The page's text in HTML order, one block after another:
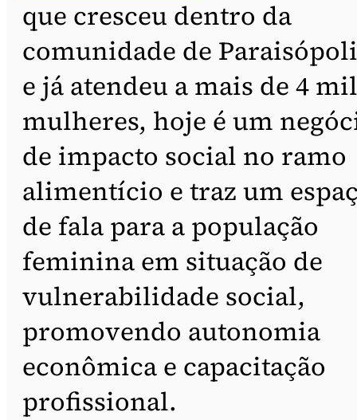
que cresceu dentro da
comunidade de
e já atendeu a mais de 4 mil
mulheres, hoje é um
de impacto social no ramo
alimentício e traz um
de fala para a população
feminina em situação de
vulnerabilidade social,
promovendo autonomia
econômica e capacitação
profissional.